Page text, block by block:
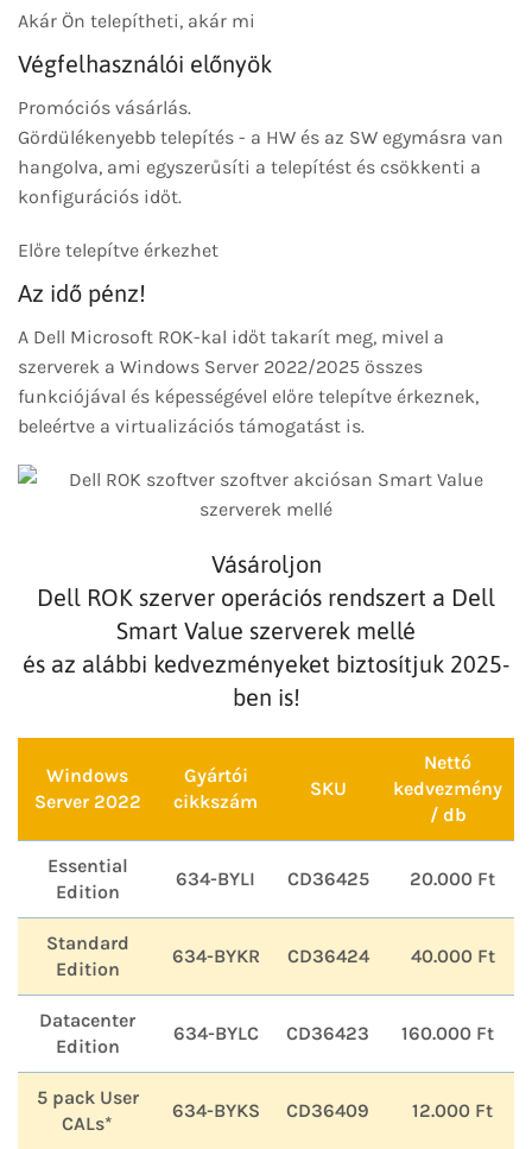
Akár Ön telepítheti, akár mi
Végfelhasználói előnyök
Promóciós vásárlás.
Gördülékenyebb telepítés - a HW és az SW egymásra van
hangolva, ami egyszerűsíti a telepítést és csökkenti a
konfigurációs időt.
Előre telepítve érkezhet
Az idő pénz!
A Dell Microsoft ROK-kal időt takarít meg, mivel a
szerverek a Windows Server 2022/2025 összes
funkciójával és képességével előre telepítve érkeznek,
beleértve a virtualizációs támogatást is.
Vásároljon
Dell ROK szerver operációs rendszert a Dell
Smart Value szerverek mellé
és az alábbi kedvezményeket biztosítjuk 2025-
ben is!
Windows
Server 2022
Gyártói
cikkszám
SKU
Nettó
kedvezmény
/ db
Essential
Edition
634-BYLI CD36425 20.000 Ft
Standard
Edition
634-BYKR CD36424 40.000 Ft
Datacenter
Edition
634-BYLC CD36423 160.000 Ft
5 pack User
CALs*
634-BYKS CD36409 12.000 Ft